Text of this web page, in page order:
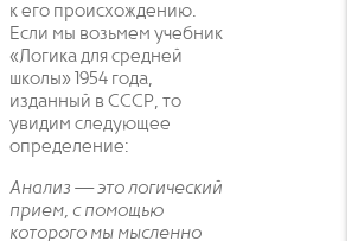
к его происхождению.
Если мы возьмем учебник
«Логика для средней
школы» 1954 года,
изданный в СССР, то
увидим следующее
определение:
Анализ — это логический
прием, с помощью
которого мы мысленно